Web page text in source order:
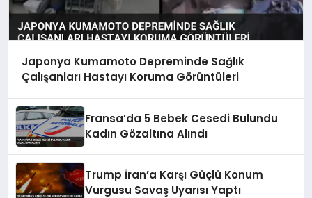
Japonya Kumamoto Depreminde Sağlık
Çalışanları Hastayı Koruma Görüntüleri
Fransa’da 5 Bebek Cesedi Bulundu
Kadın Gözaltına Alındı
Trump İran’a Karşı Güçlü Konum
Vurgusu Savaş Uyarısı Yaptı